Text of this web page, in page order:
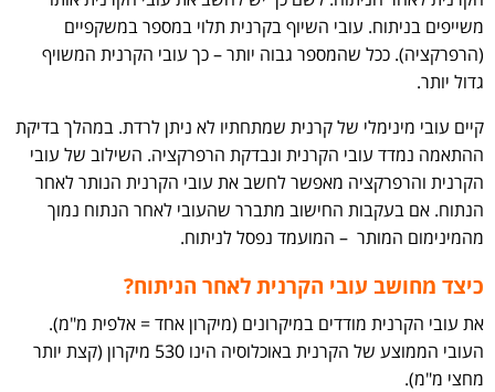
משייפים בניתוח. עובי השיוף בקרנית תלוי במספר במשקפיים
(הרפרקציה). ככל שהמספר גבוה יותר – כך עובי הקרנית המשויף
גדול יותר.
קיים עובי מינימלי של קרנית שמתחתיו לא ניתן לרדת. במהלך בדיקת
ההתאמה נמדד עובי הקרנית ונבדקת הרפרקציה. השילוב של עובי
הקרנית והרפרקציה מאפשר לחשב את עובי הקרנית הנותר לאחר
הנתוח. אם בעקבות החישוב מתברר שהעובי לאחר הנתוח נמוך
מהמינימום המותר – המועמד נפסל לניתוח.
כיצד מחושב עובי הקרנית לאחר הניתוח?
את עובי הקרנית מודדים במיקרונים (מיקרון אחד = אלפית מ"מ).
העובי הממוצע של הקרנית באוכלוסיה הינו 530 מיקרון (קצת יותר
מחצי מ"מ).